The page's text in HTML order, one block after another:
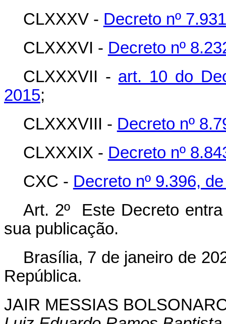
CLXXXV - Decreto nº
CLXXXVI - Decreto nº
CLXXXVII - art. 10 do
2015;
CLXXXVIII - Decreto nº
CLXXXIX - Decreto nº
CXC - Decreto nº 9.396,
Art. 2º Este Decreto
sua publicação.
Brasília, 7 de janeiro de
República.
JAIR MESSIAS